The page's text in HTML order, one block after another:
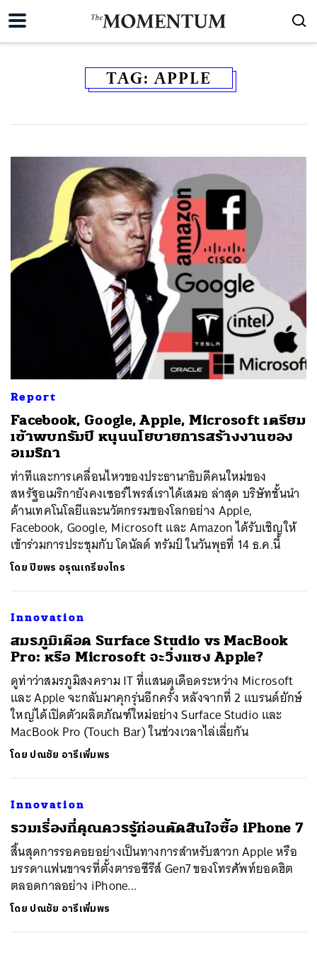
TAG:APPLE
Report
Facebook, Google, Apple, Microsoft เตรียม
เข้าพบทรัมป์ หนุนนโยบายการสร้างงานของ
อเมริกา
ท่าทีและการเคลื่อนไหวของประธานาธิบดีคนใหม่ของ
สหรัฐอเมริกายังคงเซอร์ไพรส์เราได้เสมอ ล่าสุด บริษัทชั้นนำ
ด้านเทคโนโลยีและนวัตกรรมของโลกอย่าง Apple,
Facebook, Google, Microsoft และ Amazon ได้รับเชิญให้
เข้าร่วมการประชุมกับ โดนัลด์ ทรัมป์ ในวันพุธที่ 14 ธ.ค.นี้
โดยปิยพร อรุณเกรียงไกร
Innovation
สมรภูมิเดือด Surface Studio vs MacBook
Pro: หรือ Microsoft จะวิ่งแซง Apple?
ดูท่าว่าสมรภูมิสงคราม IT ที่แสนดุเดือดระหว่าง Microsoft
และ Apple จะกลับมาคุกรุ่นอีกครั้ง หลังจากที่ 2 แบรนด์ยักษ์
ใหญ่ได้เปิดตัวผลิตภัณฑ์ใหม่อย่าง Surface Studio และ
MacBook Pro (Touch Bar) ในช่วงเวลาไล่เลี่ยกัน
โดย ปณชัย อารีเพิ่มพร
Innovation
รวมเรื่องที่คุณควรรู้ก่อนตัดสินใจซื้อ iPhone 7
สิ้นสุดการรอคอยอย่างเป็นทางการสำหรับสาวก Apple หรือ
บรรดาแฟนขาจรที่ตั้งตารอซีรีส์ Gen7 ของโทรศัพท์ยอดฮิต
ตลอดกาลอย่าง iPhone...
โดย ปณชัย อารีเพิ่มพร